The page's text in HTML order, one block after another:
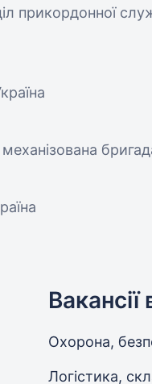
прикордонної
Вакансії
Охорона,
Логістика,